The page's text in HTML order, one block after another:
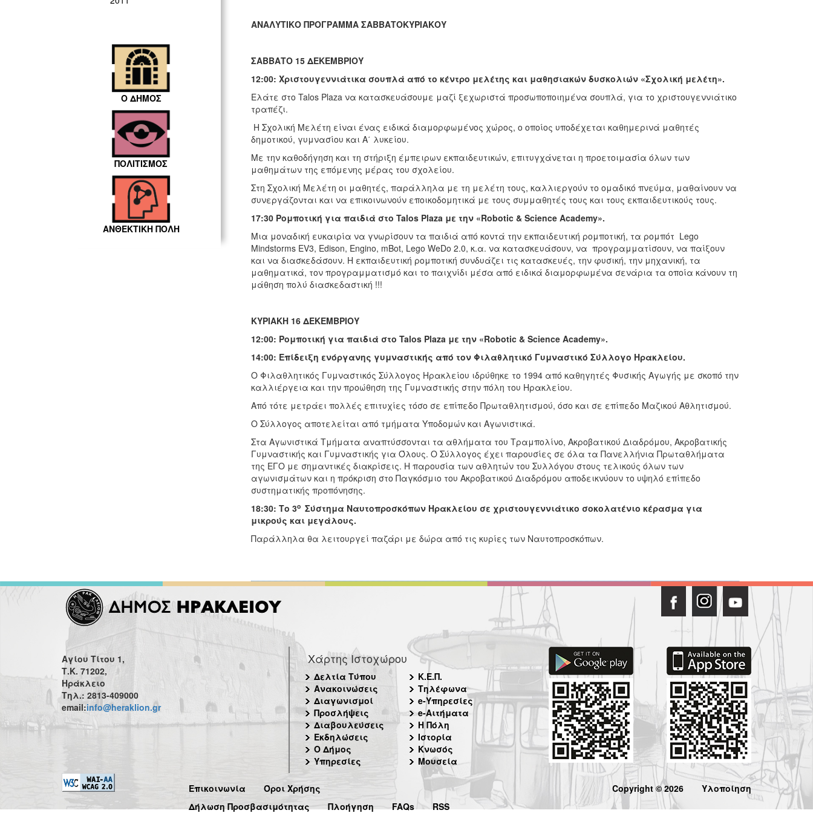
Ο ΔΗΜΟΣ
ΠΟΛΙΤΙΣΜΟΣ
ΑΝΘΕΚΤΙΚΗ ΠΟΛΗ
ΑΝΑΛΥΤΙΚΟ ΠΡΟΓΡΑΜΜΑ ΣΑΒΒΑΤΟΚΥΡΙΑΚΟΥ
ΣΑΒΒΑΤΟ 15 ΔΕΚΕΜΒΡΙΟΥ
12:00: Χριστουγεννιάτικα σουπλά από το κέντρο μελέτης και μαθησιακών δυσκολιών «Σχολική μελέτη».
Ελάτε στο Talos Plaza να κατασκευάσουμε μαζί ξεχωριστά προσωποποιημένα σουπλά, για το χριστουγεννιάτικο
τραπέζι.
Η Σχολική Μελέτη είναι ένας ειδικά διαμορφωμένος χώρος, ο οποίος υποδέχεται καθημερινά μαθητές
δημοτικού, γυμνασίου και Α΄ λυκείου.
Με την καθοδήγηση και τη στήριξη έμπειρων εκπαιδευτικών, επιτυγχάνεται η προετοιμασία όλων των
μαθημάτων της επόμενης μέρας του σχολείου.
Στη Σχολική Μελέτη οι μαθητές, παράλληλα με τη μελέτη τους, καλλιεργούν το ομαδικό πνεύμα, μαθαίνουν να
συνεργάζονται και να επικοινωνούν εποικοδομητικά με τους συμμαθητές τους και τους εκπαιδευτικούς τους.
17:30 Ρομποτική για παιδιά στο Talos Plaza με την «Robotic & Science Academy».
Μια μοναδική ευκαιρία να γνωρίσουν τα παιδιά από κοντά την εκπαιδευτική ρομποτική, τα ρομπότ Lego
Mindstorms EV3, Edison, Engino, mBot, Lego WeDo 2.0, κ.α. να κατασκευάσουν, να προγραμματίσουν, να παίξουν
και να διασκεδάσουν. Η εκπαιδευτική ρομποτική συνδυάζει τις κατασκευές, την φυσική, την μηχανική, τα
μαθηματικά, τον προγραμματισμό και το παιχνίδι μέσα από ειδικά διαμορφωμένα σενάρια τα οποία κάνουν τη
μάθηση πολύ διασκεδαστική !!!
ΚΥΡΙΑΚΗ 16 ΔΕΚΕΜΒΡΙΟΥ
12:00: Ρομποτική για παιδιά στο Talos Plaza με την «Robotic & Science Academy».
14:00: Επίδειξη ενόργανης γυμναστικής από τον Φιλαθλητικό Γυμναστικό Σύλλογο Ηρακλείου.
Ο Φιλαθλητικός Γυμναστικός Σύλλογος Ηρακλείου ιδρύθηκε το 1994 από καθηγητές Φυσικής Αγωγής με σκοπό την
καλλιέργεια και την προώθηση της Γυμναστικής στην πόλη του Ηρακλείου.
Από τότε μετράει πολλές επιτυχίες τόσο σε επίπεδο Πρωταθλητισμού, όσο και σε επίπεδο Μαζικού Αθλητισμού.
Ο Σύλλογος αποτελείται από τμήματα Υποδομών και Αγωνιστικά.
Στα Αγωνιστικά Τμήματα αναπτύσσονται τα αθλήματα του Τραμπολίνο, Ακροβατικού Διαδρόμου, Ακροβατικής
Γυμναστικής και Γυμναστικής για Όλους. Ο Σύλλογος έχει παρουσίες σε όλα τα Πανελλήνια Πρωταθλήματα
της ΕΓΟ με σημαντικές διακρίσεις. Η παρουσία των αθλητών του Συλλόγου στους τελικούς όλων των
αγωνισμάτων και η πρόκριση στο Παγκόσμιο του Ακροβατικού Διαδρόμου αποδεικνύουν το υψηλό επίπεδο
συστηματικής προπόνησης.
18:30: Το 3ο Σύστημα Ναυτοπροσκόπων Ηρακλείου σε χριστουγεννιάτικο σοκολατένιο κέρασμα για
μικρούς και μεγάλους.
Παράλληλα θα λειτουργεί παζάρι με δώρα από τις κυρίες των Ναυτοπροσκόπων.
Αγίου Τίτου 1,
Τ.Κ. 71202,
Ηράκλειο
Τηλ.: 2813-409000
email:info@heraklion.gr
Χάρτης Ιστοχώρου
Δελτία Τύπου
Ανακοινώσεις
Διαγωνισμοί
Προσλήψεις
Διαβουλεύσεις
Εκδηλώσεις
Ο Δήμος
Υπηρεσίες
Κ.Ε.Π.
Τηλέφωνα
e-Υπηρεσίες
e-Αιτήματα
Η Πόλη
Ιστορία
Κνωσός
Μουσεία
Επικοινωνία
Όροι Χρήσης
Δήλωση Προσβασιμότητας
Πλοήγηση FAQs RSS
Copyright © 2026 Υλοποίηση